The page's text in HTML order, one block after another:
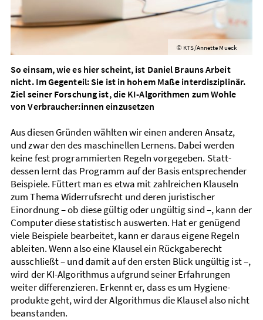
© KTS/Annette Mueck
So einsam, wie es hier scheint, ist Daniel Brauns Arbeit
nicht. Im Gegenteil: Sie ist in hohem Maße interdisziplinär.
Ziel seiner Forschung ist, die KI-Algorithmen zum Wohle
von Ver­braucher:innen einzusetzen
Aus diesen Gründen wählten wir einen anderen Ansatz,
und zwar den des maschinellen Lernens. Dabei werden
keine fest programmierten Regeln vorgegeben. Statt­
dessen lernt das Programm auf der Basis entsprechender
Beispiele. Füttert man es etwa mit zahl­reichen Klauseln
zum Thema Wider­rufs­recht und deren juristischer
Einordnung – ob diese gültig oder ungültig sind –, kann der
Computer diese statistisch auswerten. Hat er genügend
viele Beispiele bearbeitet, kann er daraus eigene Regeln
ableiten. Wenn also eine Klausel ein Rück­gabe­recht
ausschließt – und damit auf den ersten Blick ungültig ist –,
wird der KI-Algorithmus aufgrund seiner Erfahrungen
weiter differenzieren. Erkennt er, dass es um Hygiene­
produkte geht, wird der Algorithmus die Klausel also nicht
beanstanden.